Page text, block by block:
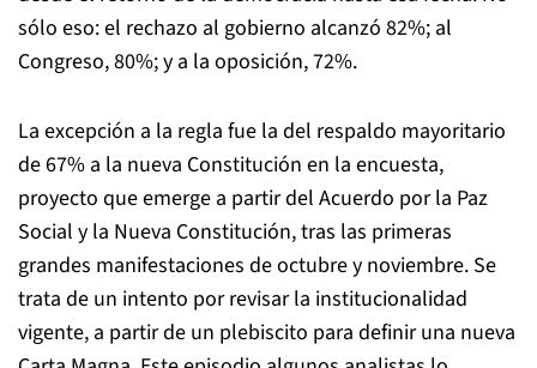
sólo eso: el rechazo al gobierno alcanzó 82%; al
Congreso, 80%; y a la oposición, 72%.
La excepción a la regla fue la del respaldo mayoritario
de 67% a la nueva Constitución en la encuesta,
proyecto que emerge a partir del Acuerdo por la Paz
Social y la Nueva Constitución, tras las primeras
grandes manifestaciones de octubre y noviembre. Se
trata de un intento por revisar la institucionalidad
vigente, a partir de un plebiscito para definir una nueva